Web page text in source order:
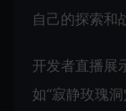
自己的探索和
开发者直播展
如“寂静玫瑰